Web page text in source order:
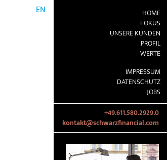
EN
HOME
FOKUS
UNSERE KUNDEN
PROFIL
WERTE
IMPRESSUM
DATENSCHUTZ
JOBS
+49.611.580.2929.0
kontakt@schwarzfinancial.com